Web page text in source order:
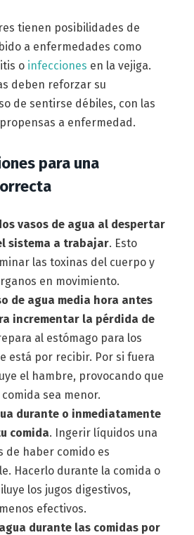
tienen posibilidades de
a enfermedades como
o infecciones en la vejiga.
deben reforzar su
de sentirse débiles, con las
a enfermedad.
para una
vasos de agua al despertar
sistema a trabajar. Esto
las toxinas del cuerpo y
en movimiento.
de agua media hora antes
incrementar la pérdida de
al estómago para los
está por recibir. Por si fuera
el hambre, provocando que
sea menor.
durante o inmediatamente
comida. Ingerir líquidos una
de haber comido es
Hacerlo durante la comida o
los jugos digestivos,
efectivos.
durante las comidas por